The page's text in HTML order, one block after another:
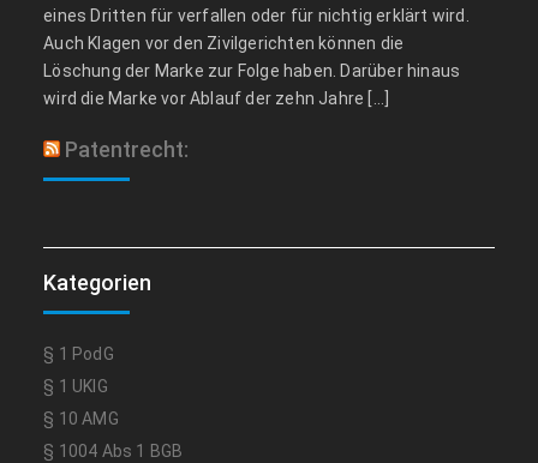
eines Dritten für verfallen oder für nichtig erklärt wird.
Auch Klagen vor den Zivilgerichten können die
Löschung der Marke zur Folge haben. Darüber hinaus
wird die Marke vor Ablauf der zehn Jahre […]
Patentrecht:
Kategorien
§ 1 PodG
§ 1 UKlG
§ 10 AMG
§ 1004 Abs 1 BGB